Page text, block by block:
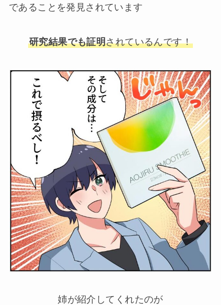
であることを発見されています
研究結果でも証明されているんです！
姉が紹介してくれたのが